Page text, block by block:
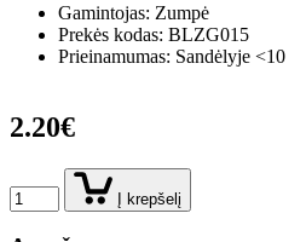
Gamintojas: Zumpė
Prekės kodas: BLZG015
Prieinamumas: Sandėlyje <10
2.20€
Į krepšelį